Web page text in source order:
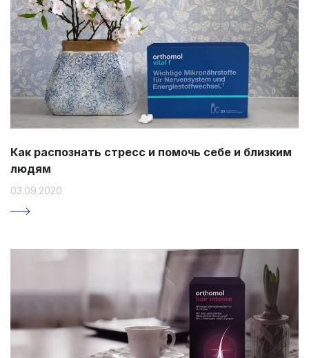
Как распознать стресс и помочь себе и близким
людям
03.09.2020